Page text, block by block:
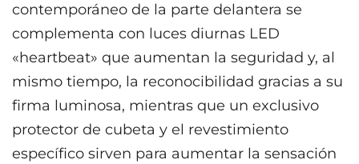
contemporáneo de la parte delantera se
complementa con luces diurnas LED
«heartbeat» que aumentan la seguridad y, al
mismo tiempo, la reconocibilidad gracias a su
firma luminosa, mientras que un exclusivo
protector de cubeta y el revestimiento
específico sirven para aumentar la sensación